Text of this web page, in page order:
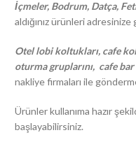
İçmeler, Bodrum, Datça,
aldığınız ürünleri
Otel lobi koltukları, cafe
oturma gruplarını, cafe
nakliye firmaları ile
Ürünler kullanıma hazır
başlayabilirsiniz.